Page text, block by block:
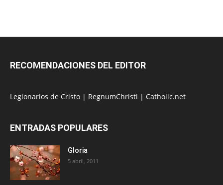
RECOMENDACIONES DEL EDITOR
Legionarios de Cristo | RegnumChristi | Catholic.net
ENTRADAS POPULARES
Gloria
5 abril, 2011